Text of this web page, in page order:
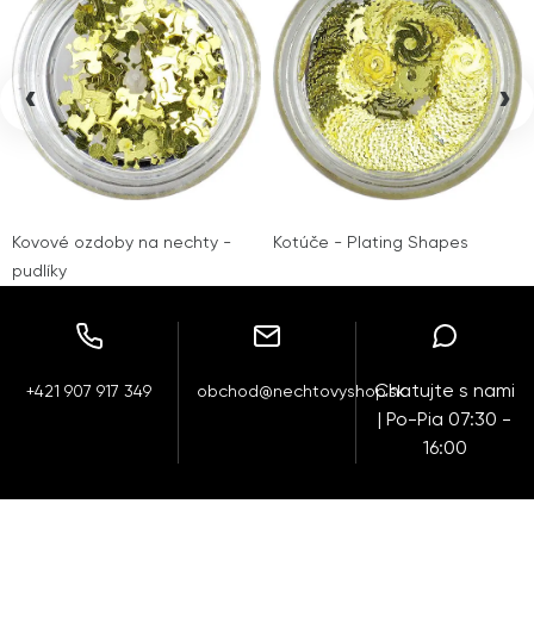
Kovové ozdoby na nechty -
pudlíky
Kotúče - Plating Shapes
‹ ›
+421 907 917 349 obchod@nechtovyshop.skChatujte s nami
| Po-Pia 07:30 -
16:00